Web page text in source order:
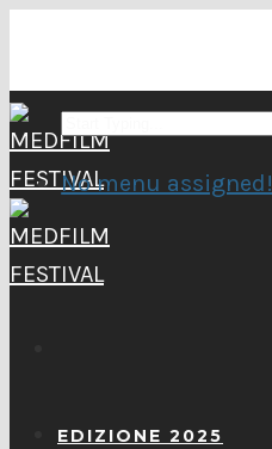
EDIZIONE 2025
No menu assigned!